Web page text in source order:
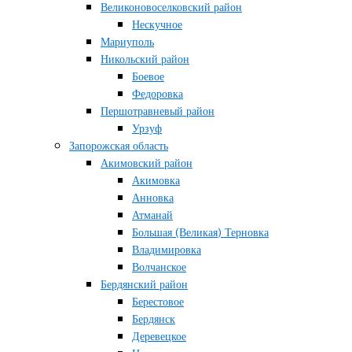
Великоновоселковский район
Нескучное
Мариуполь
Никольский район
Боевое
Федоровка
Першотравневый район
Урзуф
Запорожская область
Акимовский район
Акимовка
Анновка
Атманай
Большая (Великая) Терновка
Владимировка
Волчанское
Бердянский район
Берестовое
Бердянск
Деревецкое